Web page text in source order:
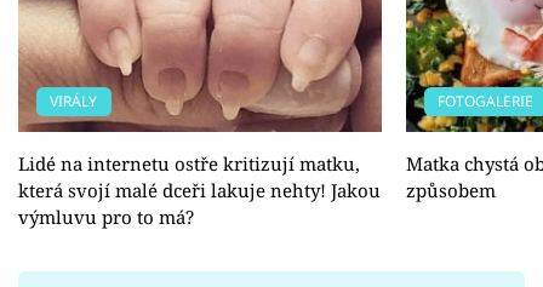
VIRÁLY
Lidé na internetu ostře kritizují matku,
která svojí malé dceři lakuje nehty! Jakou
výmluvu pro to má?
FOTOGALERIE
Matka chystá
způsobem